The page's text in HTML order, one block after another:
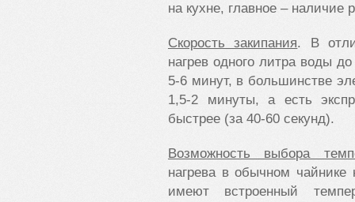
на кухне, главное – наличие
Скорость закипания. В
нагрев одного литра воды
5-6 минут, в большинстве
1,5-2 минуты, а есть
быстрее (за 40-60 секунд).
Возможность выбора
нагрева в обычном чайнике
имеют встроенный